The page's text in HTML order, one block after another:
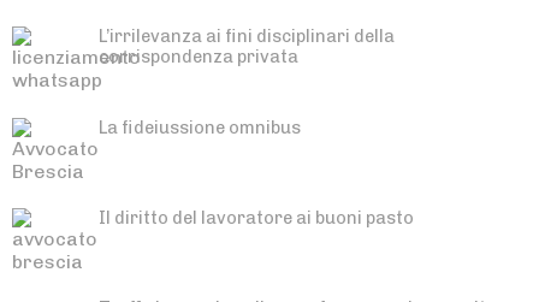
L’irrilevanza ai fini disciplinari della
corrispondenza privata
La fideiussione omnibus
Il diritto del lavoratore ai buoni pasto